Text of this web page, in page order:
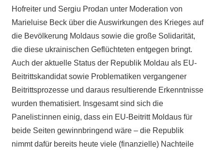
Hofreiter und Sergiu Prodan unter Moderation von
Marieluise Beck über die Auswirkungen des Krieges auf
die Bevölkerung Moldaus sowie die große Solidarität,
die diese ukrainischen Geflüchteten entgegen bringt.
Auch der aktuelle Status der Republik Moldau als EU-
Beitrittskandidat sowie Problematiken vergangener
Beitrittsprozesse und daraus resultierende Erkenntnisse
wurden thematisiert. Insgesamt sind sich die
Panelist:innen einig, dass ein EU-Beitritt Moldaus für
beide Seiten gewinnbringend wäre – die Republik
nimmt dafür bereits heute viele (finanzielle) Nachteile